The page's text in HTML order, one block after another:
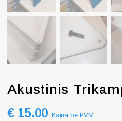
Akustinis
€ 15.00 Kaina be PVM